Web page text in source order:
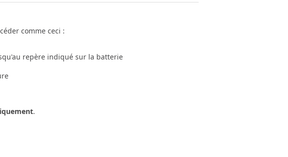
comme ceci :
repère indiqué sur la batterie
.